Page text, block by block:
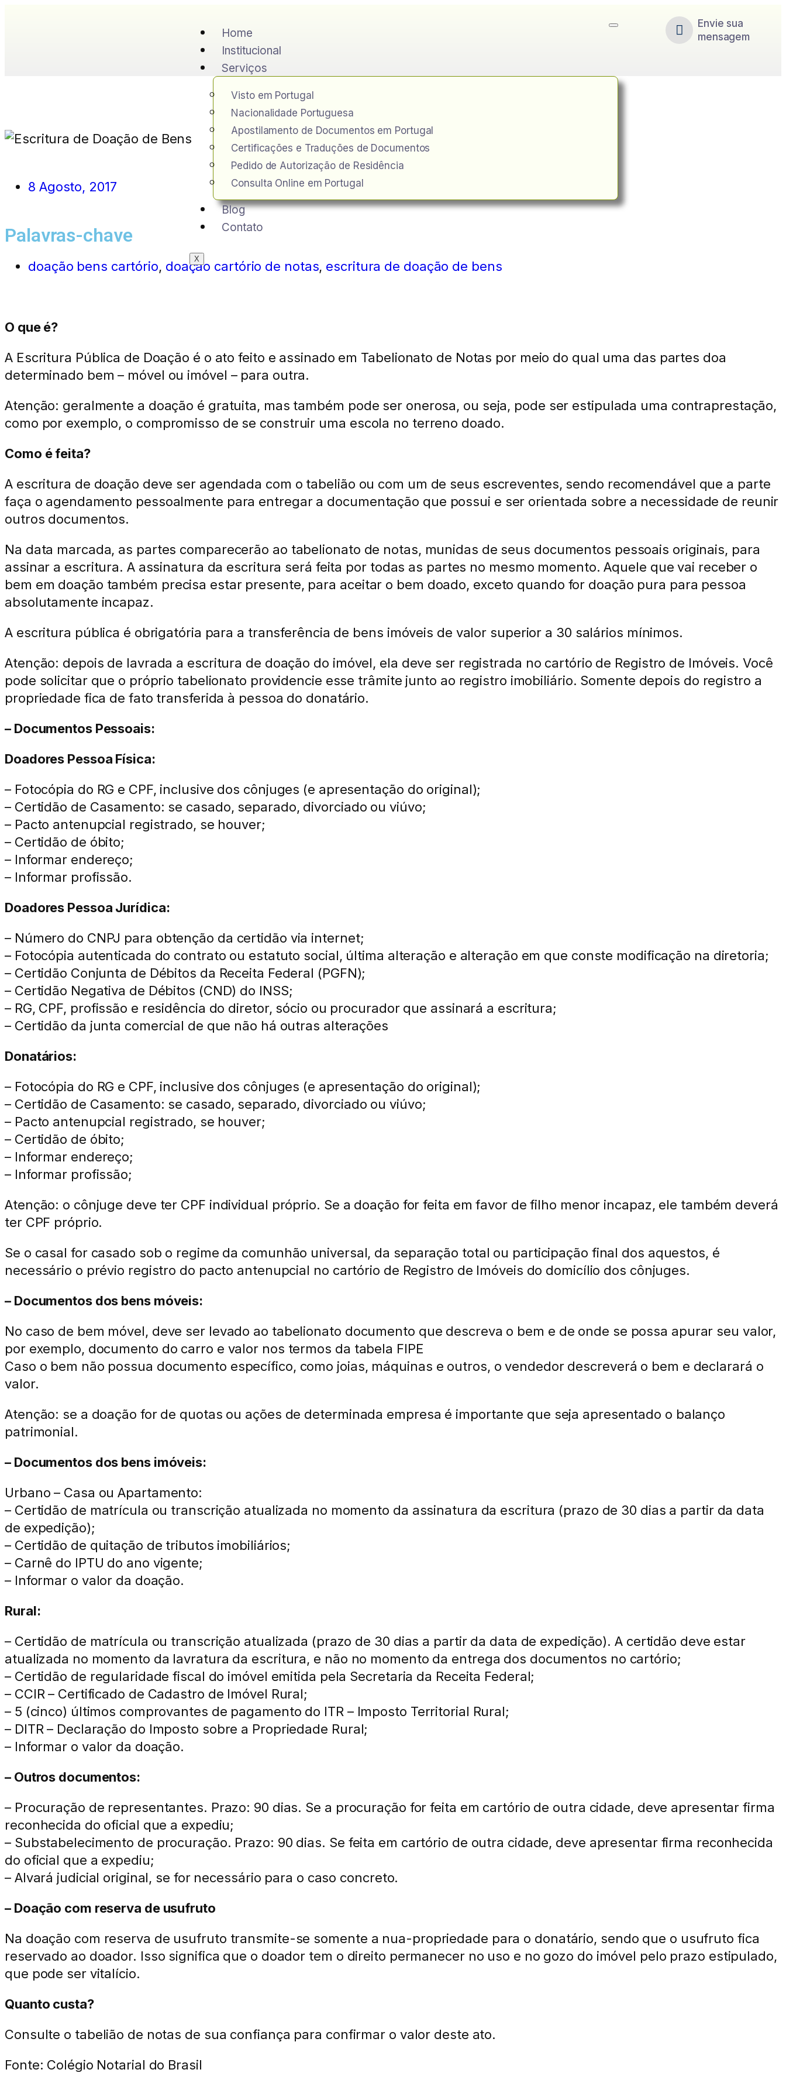
Home
Institucional
Serviços
Visto em Portugal
Nacionalidade Portuguesa
Apostilamento de Documentos em Portugal
Certificações e Traduções de Documentos
Pedido de Autorização de Residência
Consulta Online em Portugal
Blog
Contato
X
Envie sua
mensagem
8 Agosto, 2017
Palavras-chave
doação bens cartório, doação cartório de notas, escritura de doação de bens
O que é?
A Escritura Pública de Doação é o ato feito e assinado em Tabelionato de Notas por meio do qual uma das partes doa
determinado bem – móvel ou imóvel – para outra.
Atenção: geralmente a doação é gratuita, mas também pode ser onerosa, ou seja, pode ser estipulada uma contraprestação,
como por exemplo, o compromisso de se construir uma escola no terreno doado.
Como é feita?
A escritura de doação deve ser agendada com o tabelião ou com um de seus escreventes, sendo recomendável que a parte
faça o agendamento pessoalmente para entregar a documentação que possui e ser orientada sobre a necessidade de reunir
outros documentos.
Na data marcada, as partes comparecerão ao tabelionato de notas, munidas de seus documentos pessoais originais, para
assinar a escritura. A assinatura da escritura será feita por todas as partes no mesmo momento. Aquele que vai receber o
bem em doação também precisa estar presente, para aceitar o bem doado, exceto quando for doação pura para pessoa
absolutamente incapaz.
A escritura pública é obrigatória para a transferência de bens imóveis de valor superior a 30 salários mínimos.
Atenção: depois de lavrada a escritura de doação do imóvel, ela deve ser registrada no cartório de Registro de Imóveis. Você
pode solicitar que o próprio tabelionato providencie esse trâmite junto ao registro imobiliário. Somente depois do registro a
propriedade fica de fato transferida à pessoa do donatário.
– Documentos Pessoais:
Doadores Pessoa Física:
– Fotocópia do RG e CPF, inclusive dos cônjuges (e apresentação do original);
– Certidão de Casamento: se casado, separado, divorciado ou viúvo;
– Pacto antenupcial registrado, se houver;
– Certidão de óbito;
– Informar endereço;
– Informar profissão.
Doadores Pessoa Jurídica:
– Número do CNPJ para obtenção da certidão via internet;
– Fotocópia autenticada do contrato ou estatuto social, última alteração e alteração em que conste modificação na diretoria;
– Certidão Conjunta de Débitos da Receita Federal (PGFN);
– Certidão Negativa de Débitos (CND) do INSS;
– RG, CPF, profissão e residência do diretor, sócio ou procurador que assinará a escritura;
– Certidão da junta comercial de que não há outras alterações
Donatários:
– Fotocópia do RG e CPF, inclusive dos cônjuges (e apresentação do original);
– Certidão de Casamento: se casado, separado, divorciado ou viúvo;
– Pacto antenupcial registrado, se houver;
– Certidão de óbito;
– Informar endereço;
– Informar profissão;
Atenção: o cônjuge deve ter CPF individual próprio. Se a doação for feita em favor de filho menor incapaz, ele também deverá
ter CPF próprio.
Se o casal for casado sob o regime da comunhão universal, da separação total ou participação final dos aquestos, é
necessário o prévio registro do pacto antenupcial no cartório de Registro de Imóveis do domicílio dos cônjuges.
– Documentos dos bens móveis:
No caso de bem móvel, deve ser levado ao tabelionato documento que descreva o bem e de onde se possa apurar seu valor,
por exemplo, documento do carro e valor nos termos da tabela FIPE
Caso o bem não possua documento específico, como joias, máquinas e outros, o vendedor descreverá o bem e declarará o
valor.
Atenção: se a doação for de quotas ou ações de determinada empresa é importante que seja apresentado o balanço
patrimonial.
– Documentos dos bens imóveis:
Urbano – Casa ou Apartamento:
– Certidão de matrícula ou transcrição atualizada no momento da assinatura da escritura (prazo de 30 dias a partir da data
de expedição);
– Certidão de quitação de tributos imobiliários;
– Carnê do IPTU do ano vigente;
– Informar o valor da doação.
Rural:
– Certidão de matrícula ou transcrição atualizada (prazo de 30 dias a partir da data de expedição). A certidão deve estar
atualizada no momento da lavratura da escritura, e não no momento da entrega dos documentos no cartório;
– Certidão de regularidade fiscal do imóvel emitida pela Secretaria da Receita Federal;
– CCIR – Certificado de Cadastro de Imóvel Rural;
– 5 (cinco) últimos comprovantes de pagamento do ITR – Imposto Territorial Rural;
– DITR – Declaração do Imposto sobre a Propriedade Rural;
– Informar o valor da doação.
– Outros documentos:
– Procuração de representantes. Prazo: 90 dias. Se a procuração for feita em cartório de outra cidade, deve apresentar firma
reconhecida do oficial que a expediu;
– Substabelecimento de procuração. Prazo: 90 dias. Se feita em cartório de outra cidade, deve apresentar firma reconhecida
do oficial que a expediu;
– Alvará judicial original, se for necessário para o caso concreto.
– Doação com reserva de usufruto
Na doação com reserva de usufruto transmite-se somente a nua-propriedade para o donatário, sendo que o usufruto fica
reservado ao doador. Isso significa que o doador tem o direito permanecer no uso e no gozo do imóvel pelo prazo estipulado,
que pode ser vitalício.
Quanto custa?
Consulte o tabelião de notas de sua confiança para confirmar o valor deste ato.
Fonte: Colégio Notarial do Brasil